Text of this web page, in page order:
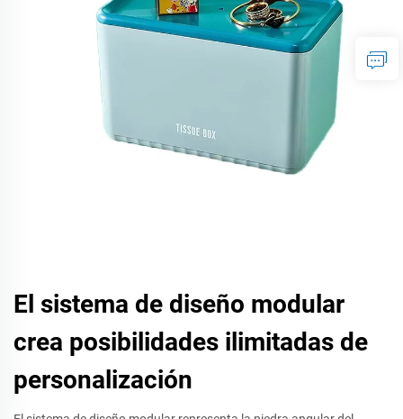
El sistema de diseño modular
crea posibilidades ilimitadas de
personalización